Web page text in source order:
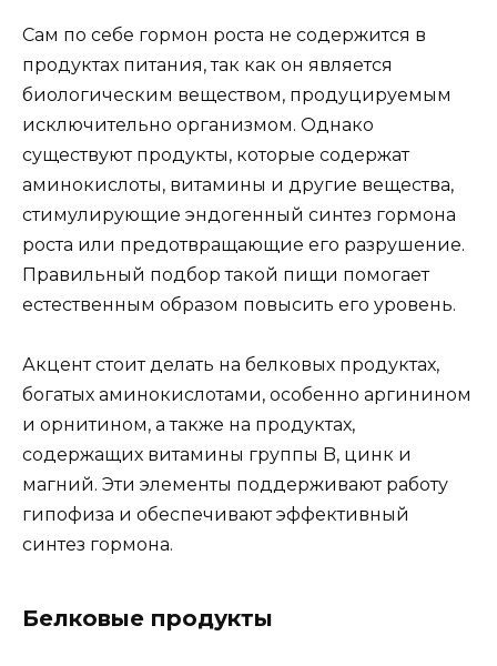
Сам по себе гормон роста не содержится в
продуктах питания, так как он является
биологическим веществом, продуцируемым
исключительно организмом. Однако
существуют продукты, которые содержат
аминокислоты, витамины и другие вещества,
стимулирующие эндогенный синтез гормона
роста или предотвращающие его разрушение.
Правильный подбор такой пищи помогает
естественным образом повысить его уровень.
Акцент стоит делать на белковых продуктах,
богатых аминокислотами, особенно аргинином
и орнитином, а также на продуктах,
содержащих витамины группы B, цинк и
магний. Эти элементы поддерживают работу
гипофиза и обеспечивают эффективный
синтез гормона.
Белковые продукты